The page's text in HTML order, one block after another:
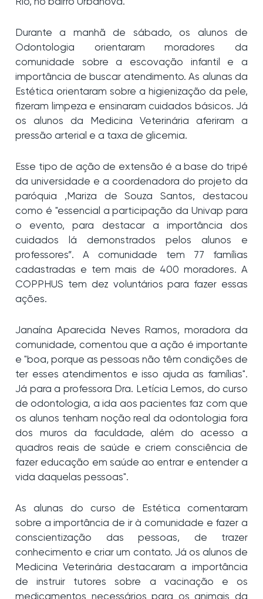
Rio, no bairro Urbanova.
Durante a manhã de sábado, os alunos de
Odontologia orientaram moradores da
comunidade sobre a escovação infantil e a
importância de buscar atendimento. As alunas da
Estética orientaram sobre a higienização da pele,
fizeram limpeza e ensinaram cuidados básicos. Já
os alunos da Medicina Veterinária aferiram a
pressão arterial e a taxa de glicemia.
Esse tipo de ação de extensão é a base do tripé
da universidade e a coordenadora do projeto da
paróquia ,Mariza de Souza Santos, destacou
como é "essencial a participação da Univap para
o evento, para destacar a importância dos
cuidados lá demonstrados pelos alunos e
professores”. A comunidade tem 77 famílias
cadastradas e tem mais de 400 moradores. A
COPPHUS tem dez voluntários para fazer essas
ações.
Janaína Aparecida Neves Ramos, moradora da
comunidade, comentou que a ação é importante
e "boa, porque as pessoas não têm condições de
ter esses atendimentos e isso ajuda as famílias".
Já para a professora Dra. Letícia Lemos, do curso
de odontologia, a ida aos pacientes faz com que
os alunos tenham noção real da odontologia fora
dos muros da faculdade, além do acesso a
quadros reais de saúde e criem consciência de
fazer educação em saúde ao entrar e entender a
vida daquelas pessoas".
As alunas do curso de Estética comentaram
sobre a importância de ir à comunidade e fazer a
conscientização das pessoas, de trazer
conhecimento e criar um contato. Já os alunos de
Medicina Veterinária destacaram a importância
de instruir tutores sobre a vacinação e os
medicamentos necessários para os animais da